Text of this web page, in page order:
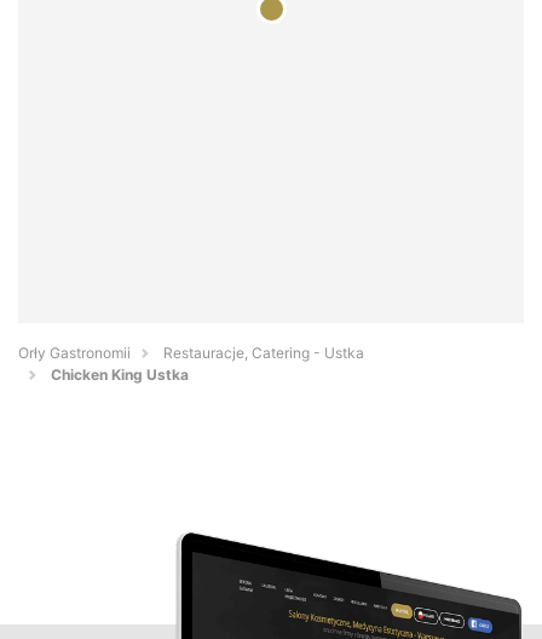
Orły Gastronomii
Restauracje, Catering - Ustka
Chicken King Ustka